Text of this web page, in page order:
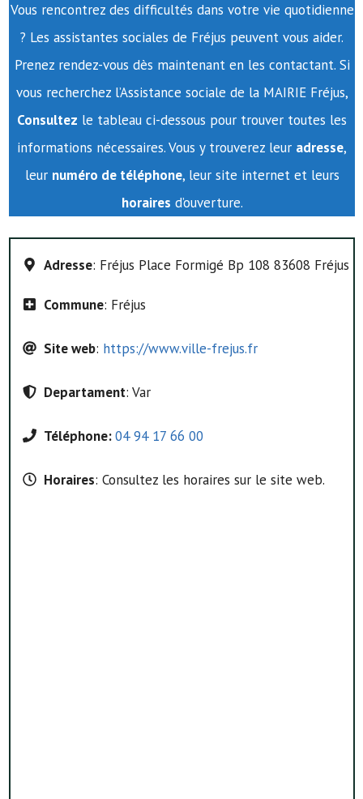
Vous rencontrez des difficultés dans votre vie quotidienne
? Les assistantes sociales de Fréjus peuvent vous aider.
Prenez rendez-vous dès maintenant en les contactant. Si
vous recherchez l’Assistance sociale de la MAIRIE Fréjus,
Consultez le tableau ci-dessous pour trouver toutes les
informations nécessaires. Vous y trouverez leur adresse,
leur numéro de téléphone, leur site internet et leurs
horaires d’ouverture.
Adresse: Fréjus Place Formigé Bp 108 83608 Fréjus
Commune: Fréjus
Site web: https://www.ville-frejus.fr
Departament: Var
Téléphone:04 94 17 66 00
Horaires: Consultez les horaires sur le site web.